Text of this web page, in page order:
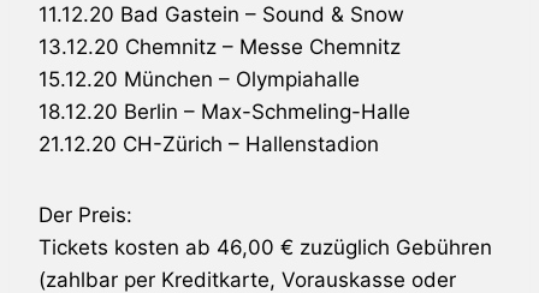
11.12.20 Bad Gastein – Sound & Snow
13.12.20 Chemnitz – Messe Chemnitz
15.12.20 München – Olympiahalle
18.12.20 Berlin – Max-Schmeling-Halle
21.12.20 CH-Zürich – Hallenstadion
Der Preis:
Tickets kosten ab 46,00 € zuzüglich Gebühren
(zahlbar per Kreditkarte, Vorauskasse oder